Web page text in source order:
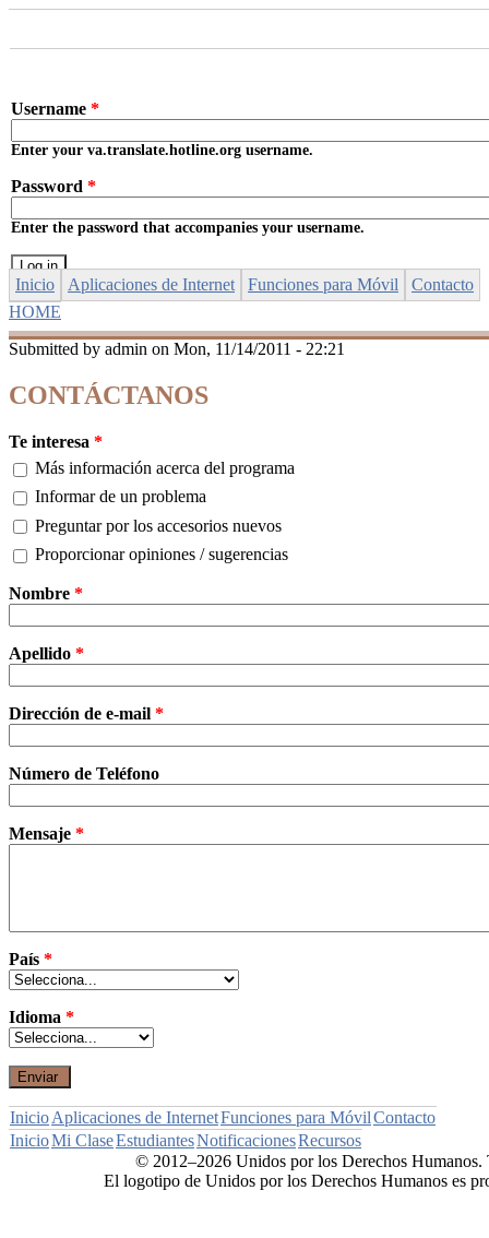
Username *
Enter your va.translate.hotline.org username.
Password *
Enter the password that accompanies your username.
Inicio Aplicaciones de Internet Funciones para Móvil Contacto
YOU ARE HERE
HOME
Submitted by admin on Mon, 11/14/2011 - 22:21
CONTÁCTANOS
Te interesa *
Más información acerca del programa
Informar de un problema
Preguntar por los accesorios nuevos
Proporcionar opiniones / sugerencias
Nombre *
Apellido *
Dirección de e-mail *
Número de Teléfono
Mensaje *
País *
Idioma *
InicioAplicaciones de InternetFunciones para MóvilContacto
InicioMi ClaseEstudiantesNotificacionesRecursos
© 2012–2026 Unidos por los Derechos Humanos.
El logotipo de Unidos por los Derechos Humanos es